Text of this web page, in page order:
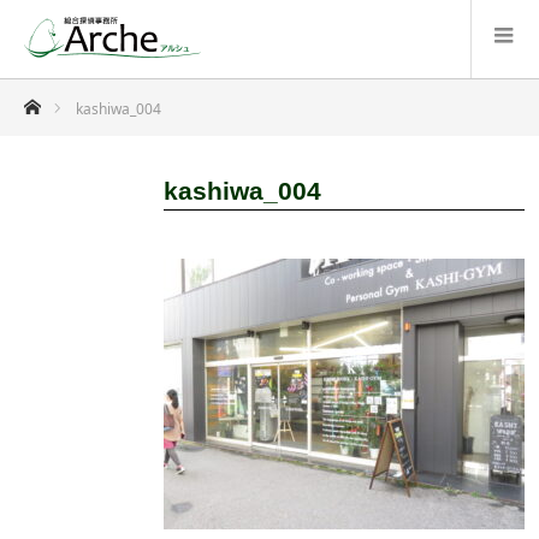
ホームkashiwa_004
kashiwa_004